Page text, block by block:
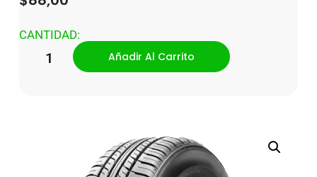
CANTIDAD:
Añadir Al Carrito